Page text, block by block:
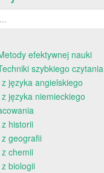
efektywnej nauki
szybkiego czytania
języka angielskiego
języka niemieckiego
historii
geografii
chemii
biologii